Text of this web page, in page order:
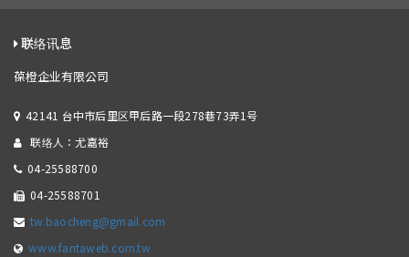
联络讯息
葆橙企业有限公司
42141 台中市后里区甲后路一段278巷73弄1号
联络人：尤嘉裕
04-25588700
04-25588701
tw.baocheng@gmail.com
www.fantaweb.com.tw